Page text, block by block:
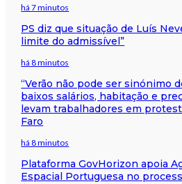
há 7 minutos
PS diz que situação de Luís
limite do admissível”
há 8 minutos
“Verão não pode ser sinónimo
baixos salários, habitação e
levam trabalhadores em
Faro
há 8 minutos
Plataforma GovHorizon apoia
Espacial Portuguesa no